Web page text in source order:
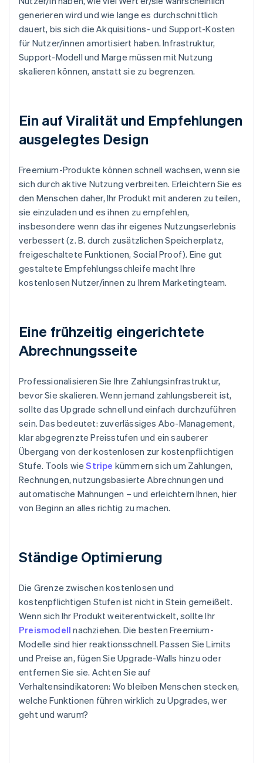
generieren wird und wie lange es durchschnittlich
dauert, bis sich die Akquisitions- und Support-Kosten
für Nutzer/innen amortisiert haben. Infrastruktur,
Support-Modell und Marge müssen mit Nutzung
skalieren können, anstatt sie zu begrenzen.
Ein auf Viralität und Empfehlungen
ausgelegtes Design
Freemium-Produkte können schnell wachsen, wenn sie
sich durch aktive Nutzung verbreiten. Erleichtern Sie es
den Menschen daher, Ihr Produkt mit anderen zu teilen,
sie einzuladen und es ihnen zu empfehlen,
insbesondere wenn das ihr eigenes Nutzungserlebnis
verbessert (z. B. durch zusätzlichen Speicherplatz,
freigeschaltete Funktionen, Social Proof). Eine gut
gestaltete Empfehlungsschleife macht Ihre
kostenlosen Nutzer/innen zu Ihrem Marketingteam.
Eine frühzeitig eingerichtete
Abrechnungsseite
Professionalisieren Sie Ihre Zahlungsinfrastruktur,
bevor Sie skalieren. Wenn jemand zahlungsbereit ist,
sollte das Upgrade schnell und einfach durchzuführen
sein. Das bedeutet: zuverlässiges Abo-Management,
klar abgegrenzte Preisstufen und ein sauberer
Übergang von der kostenlosen zur kostenpflichtigen
Stufe. Tools wieStripe kümmern sich um Zahlungen,
Rechnungen, nutzungsbasierte Abrechnungen und
automatische Mahnungen – und erleichtern Ihnen, hier
von Beginn an alles richtig zu machen.
Ständige Optimierung
Die Grenze zwischen kostenlosen und
kostenpflichtigen Stufen ist nicht in Stein gemeißelt.
Wenn sich Ihr Produkt weiterentwickelt, sollte Ihr
Preismodell nachziehen. Die besten Freemium-
Modelle sind hier reaktionsschnell. Passen Sie Limits
und Preise an, fügen Sie Upgrade-Walls hinzu oder
entfernen Sie sie. Achten Sie auf
Verhaltensindikatoren: Wo bleiben Menschen stecken,
welche Funktionen führen wirklich zu Upgrades, wer
geht und warum?